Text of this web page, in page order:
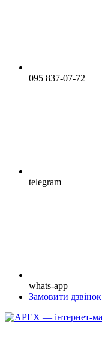
095 837-07-72
telegram
whats-app
Замовити дзвінок